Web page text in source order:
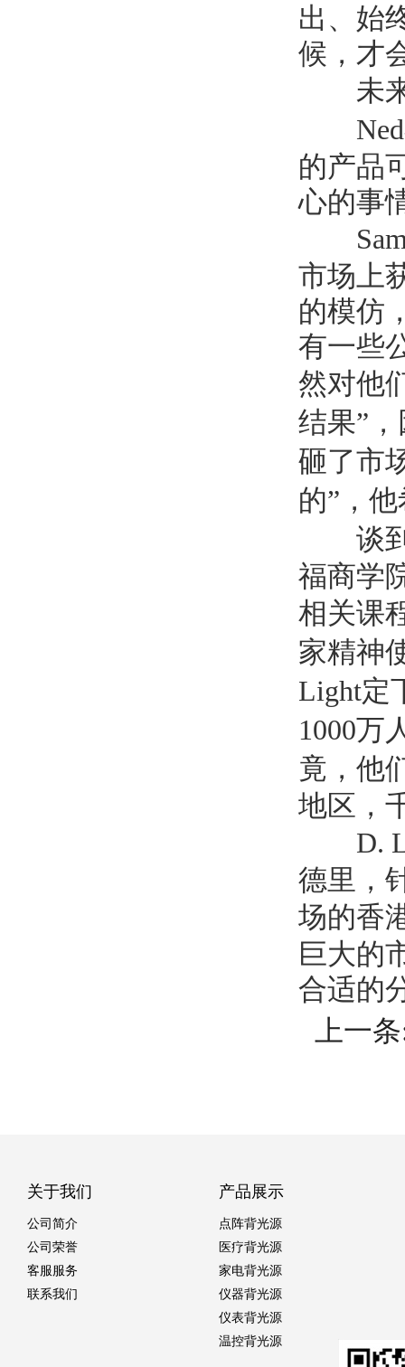
出、始
候，才
未
Ned
的产品
心的事
市场上
的模仿
有一些
然对他
结果”
砸了市
的” ，
谈到
福商学
相关课
家精神
Light定
1000万
竟，他
地区，
D.
德里，
场的香
巨大的
合适的
上一
关于我们
公司简介
公司荣誉
客服服务
联系我们
产品展示
点阵背光源
医疗背光源
家电背光源
仪器背光源
仪表背光源
温控背光源